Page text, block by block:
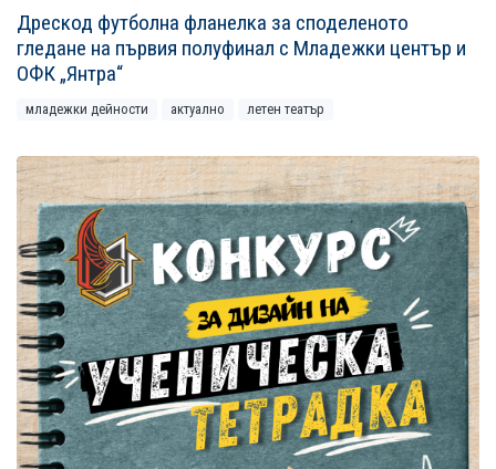
Дрескод футболна фланелка за споделеното
гледане на първия полуфинал с Младежки център и
ОФК „Янтра“
младежки дейности актуално летен театър